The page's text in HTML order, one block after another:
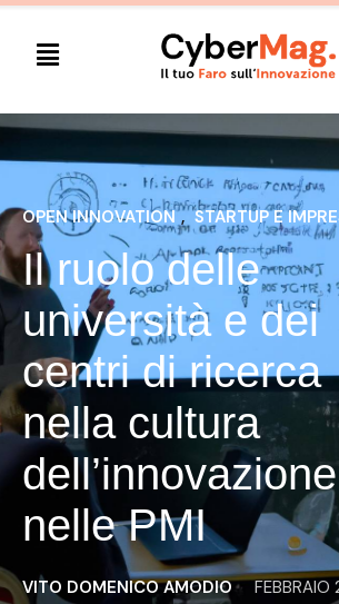
OPEN INNOVATION , STARTUP E
Il ruolo delle
università e dei
centri di ricerca
nella cultura
dell’innovazione
nelle PMI
VITO DOMENICO AMODIO